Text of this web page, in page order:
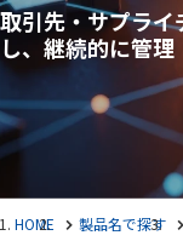
取引先・サプラ
し、継続的に管理
HOME 製品名で探す